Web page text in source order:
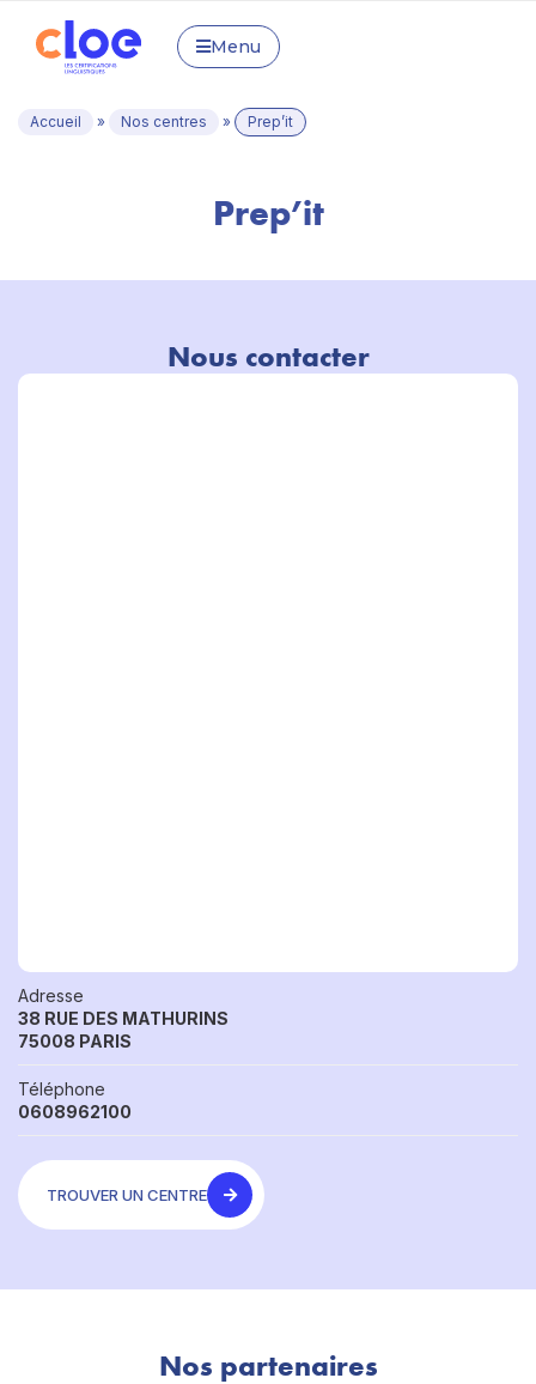
Menu
Accueil » Nos centres » Prep’it
Prep’it
Nous contacter
Adresse
38 RUE DES MATHURINS
75008 PARIS
Téléphone
0608962100
TROUVER UN CENTRE
Nos partenaires